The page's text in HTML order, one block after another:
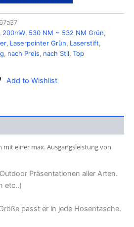
, 200mW, 530 NM ~ 532 NM Grün,
, Laserpointer Grün, Laserstift,
, nach Preis, nach Stil, Top
Add to Wishlist
mit einer max. Ausgangsleistung von
Präsentationen aller Arten.
etc..)
passt er in jede Hosentasche.